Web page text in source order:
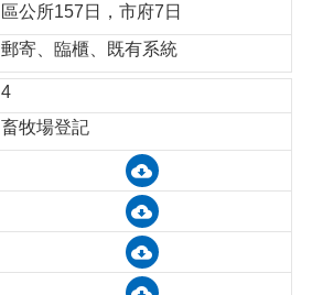
區公所157日，市府7日
郵寄、臨櫃、既有系統
4
畜牧場登記